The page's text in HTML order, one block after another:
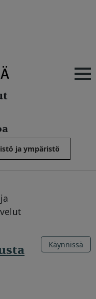
Main
ja ympäristö
Käynnissä